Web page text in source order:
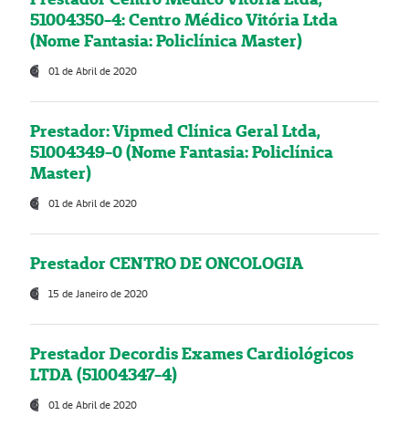
51004350-4: Centro Médico Vitória Ltda
(Nome Fantasia: Policlínica Master)
01 de Abril de 2020
Prestador: Vipmed Clínica Geral Ltda,
51004349-0 (Nome Fantasia: Policlínica
Master)
01 de Abril de 2020
Prestador CENTRO DE ONCOLOGIA
15 de Janeiro de 2020
Prestador Decordis Exames Cardiológicos
LTDA (51004347-4)
01 de Abril de 2020